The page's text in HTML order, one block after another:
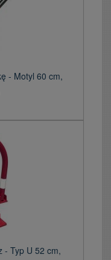
- Motyl 60 cm,
- Typ U 52 cm,